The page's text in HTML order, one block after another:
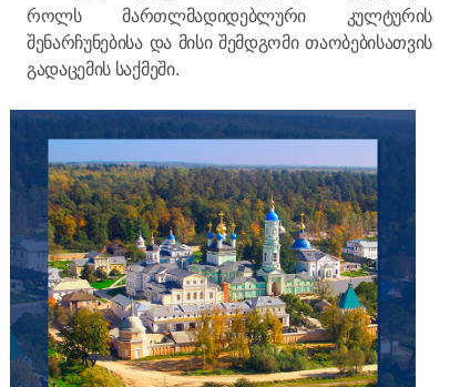
როლს მართლმადიდებლური კულტურის
შენარჩუნებისა და მისი შემდგომი თაობებისათვის
გადაცემის საქმეში.